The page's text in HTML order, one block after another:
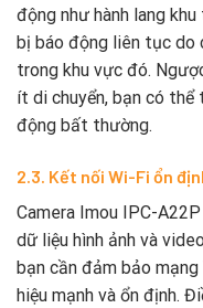
động như hành lang
bị báo động liên tục do
trong khu vực đó.
ít di chuyển, bạn có thể
động bất thường.
2.3. Kết nối Wi-Fi ổn
Camera Imou IPC-
dữ liệu hình ảnh và
bạn cần đảm bảo
hiệu mạnh và ổn định.